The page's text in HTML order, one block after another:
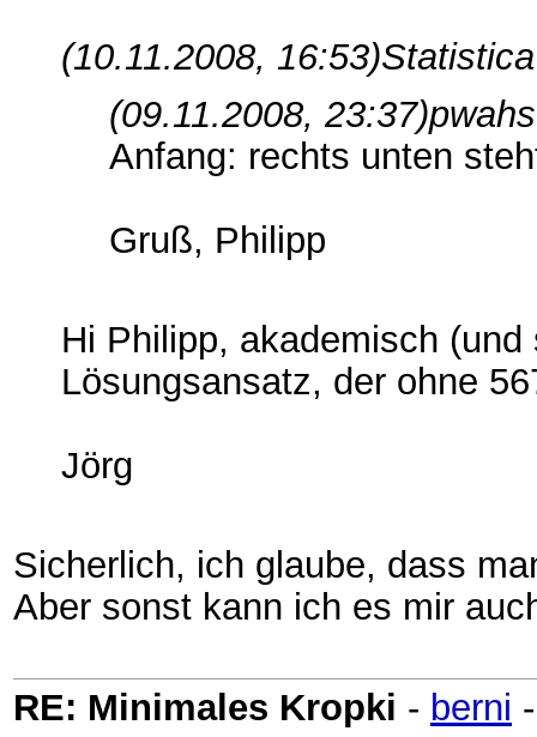
(10.11.2008, 16:53)
(09.11.2008, 23:37)
Anfang: rechts unten
Gruß, Philipp
Hi Philipp, akademisch
Lösungsansatz, der ohne
Jörg
Sicherlich, ich glaube, dass
Aber sonst kann ich es mir
RE: Minimales Kropki - berni